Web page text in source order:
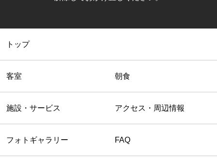
トップ
客室 朝食
施設・サービス アクセス・周辺情報
フォトギャラリー FAQ